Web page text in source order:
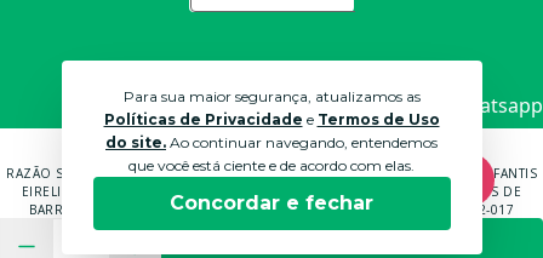
Para sua maior segurança, atualizamos as
Políticas de Privacidade e Termos de Uso
do site. Ao continuar navegando, entendemos
que você está ciente e de acordo com elas.
Concordar e fechar
RAZÃO SOCIAL: MARTINS PANTALEÃO COMÉRCIO DE MÓVEIS E ROUPAS INFANTIS
EIRELI EPP CNPJ: 04.591.672/0001-70 ENDEREÇO: RUA ANTÔNIO CARLOS DE
BARROS BRUNI, 232, QUADRA B LOTE 14 SOROCABA - SP - CEP: 18052-017
© 2021 LOJAS BICHO PAPÃO. TODOS OS DIREITOS RESERVADOS.